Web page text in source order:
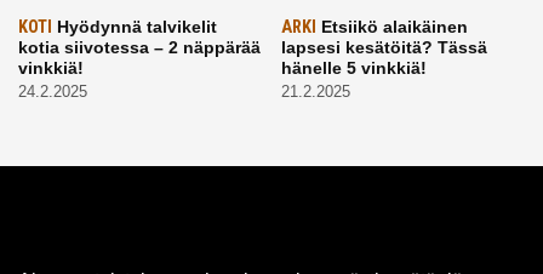
KOTI Hyödynnä talvikelit
kotia siivotessa – 2 näppärää
vinkkiä!
24.2.2025
ARKI Etsiikö alaikäinen
lapsesi kesätöitä? Tässä
hänelle 5 vinkkiä!
21.2.2025